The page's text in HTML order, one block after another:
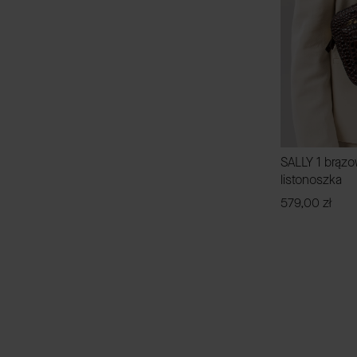
SALLY 1
listonoszka
Cena
579,00 zł